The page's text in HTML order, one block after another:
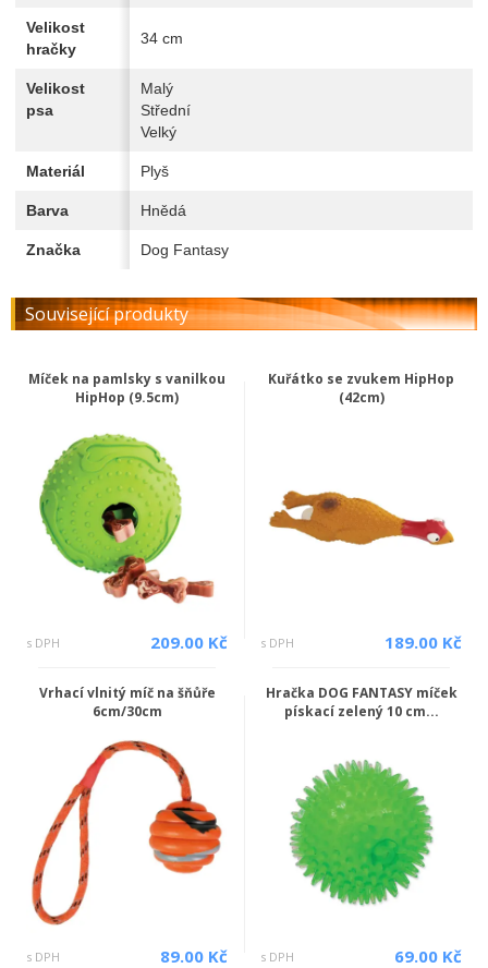
Velikost
hračky
34 cm
Velikost
psa
Malý
Střední
Velký
Materiál Plyš
Barva Hnědá
Značka Dog Fantasy
Související produkty
Míček na pamlsky s vanilkou
HipHop (9.5cm)
s DPH 209.00 Kč
Kuřátko se zvukem HipHop
(42cm)
s DPH 189.00 Kč
Vrhací vlnitý míč na šňůře
6cm/30cm
s DPH 89.00 Kč
Hračka DOG FANTASY míček
pískací zelený 10 cm...
s DPH 69.00 Kč